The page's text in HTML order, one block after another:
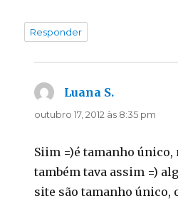
Responder
Luana S.
outubro 17, 2012 às 8:35 pm
Siim =)é tamanho único,
também tava assim =)
site são tamanho único,